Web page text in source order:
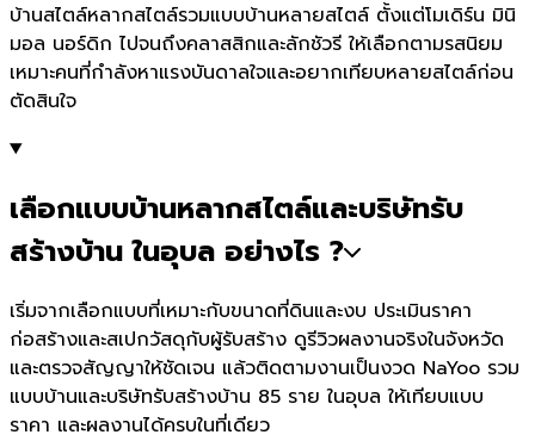
บ้านสไตล์หลากสไตล์รวมแบบบ้านหลายสไตล์ ตั้งแต่โมเดิร์น มินิ
มอล นอร์ดิก ไปจนถึงคลาสสิกและลักชัวรี ให้เลือกตามรสนิยม
เหมาะคนที่กำลังหาแรงบันดาลใจและอยากเทียบหลายสไตล์ก่อน
ตัดสินใจ
เลือกแบบบ้านหลากสไตล์และบริษัทรับ
สร้างบ้าน ในอุบล อย่างไร ?
เริ่มจากเลือกแบบที่เหมาะกับขนาดที่ดินและงบ ประเมินราคา
ก่อสร้างและสเปกวัสดุกับผู้รับสร้าง ดูรีวิวผลงานจริงในจังหวัด
และตรวจสัญญาให้ชัดเจน แล้วติดตามงานเป็นงวด NaYoo รวม
แบบบ้านและบริษัทรับสร้างบ้าน 85 ราย ในอุบล ให้เทียบแบบ
ราคา และผลงานได้ครบในที่เดียว